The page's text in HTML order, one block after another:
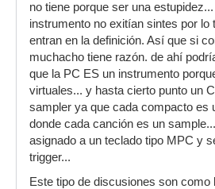
no tiene porque ser una
instrumento no exitían sintes por lo
entran en la definición. Así que si
muchacho tiene razón. de ahí
que la PC ES un instrumento
virtuales... y hasta cierto punto un
sampler ya que cada compacto es
donde cada canción es un
asignado a un teclado tipo MPC y
trigger...
Este tipo de discusiones son como